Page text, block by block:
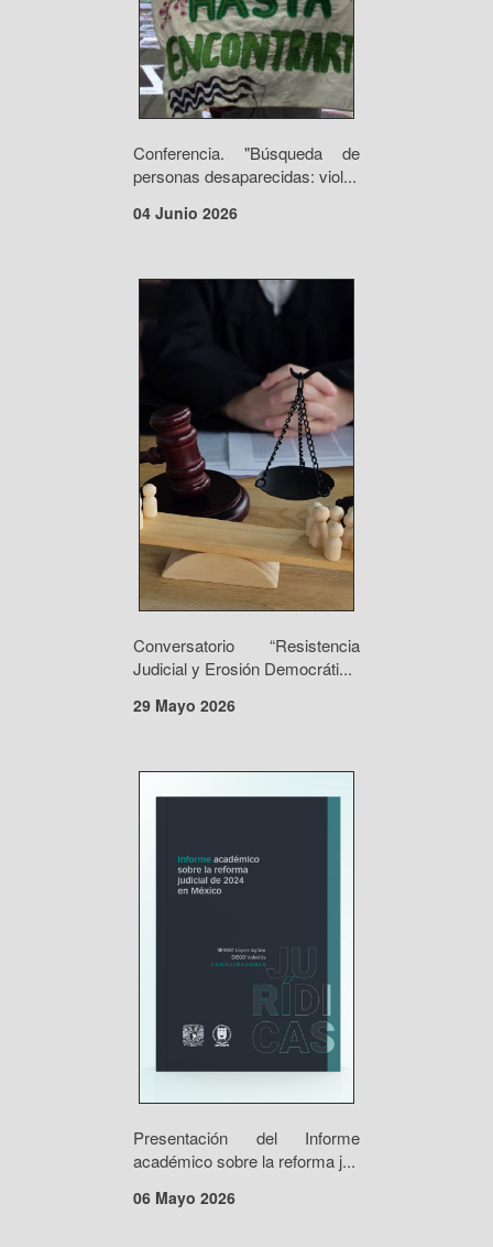
Conferencia. "Búsqueda de
personas desaparecidas: viol...
04 Junio 2026
Conversatorio “Resistencia
Judicial y Erosión Democráti...
29 Mayo 2026
Presentación del Informe
académico sobre la reforma j...
06 Mayo 2026